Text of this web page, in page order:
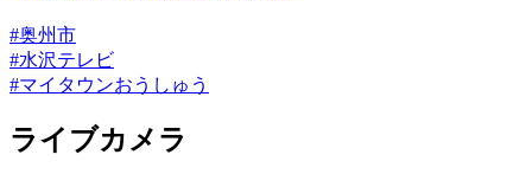
#奥州市
#水沢テレビ
#マイタウンおうしゅう
ライブカメラ